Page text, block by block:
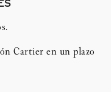
Cartier en un plazo